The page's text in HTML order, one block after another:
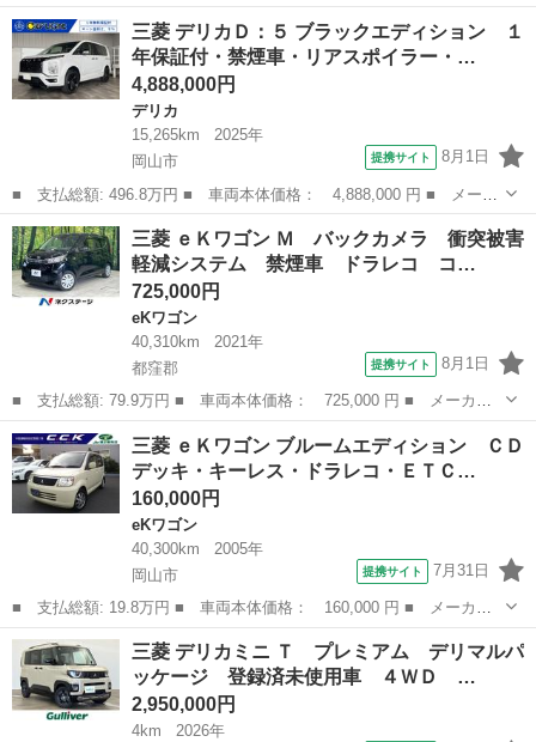
ー名： 三菱 ■ 車種名： ｅＫワゴン ■ グレード名： Ｍ 純正
オーディオ 禁煙車 衝突被害軽減システム クリアランスソナー
アイドリ...
岡山 岡山市 eKワゴン
三菱 デリカＤ：５ ブラックエディション １
年保証付・禁煙車・リアスポイラー・…
4,888,000円
デリカ
15,265km
2025年
岡山市
提携サイト 8月1日
■ 支払総額: 496.8万円 ■ 車両本体価格： 4,888,000 円 ■ メーカ
ー名： 三菱 ■ 車種名： デリカＤ：５ ■ グレード名： ブラッ
クエディション １年保証付・禁煙車・リアスポイラー・純正ナビ・
ＴＶ・Ｂ...
岡山 岡山市 デリカ
三菱 ｅＫワゴン Ｍ バックカメラ 衝突被害
軽減システム 禁煙車 ドラレコ コ…
725,000円
eKワゴン
40,310km
2021年
都窪郡
提携サイト 8月1日
■ 支払総額: 79.9万円 ■ 車両本体価格： 725,000 円 ■ メーカー
名： 三菱 ■ 車種名： ｅＫワゴン ■ グレード名： Ｍ バック
カメラ 衝突被害軽減システム 禁煙車 ドラレコ コーナーセンサ
ー ＥＴＣ ...
岡山 都窪郡 eKワゴン
三菱 ｅＫワゴン ブルームエディション ＣＤ
デッキ・キーレス・ドラレコ・ＥＴＣ…
160,000円
eKワゴン
40,300km
2005年
岡山市
提携サイト 7月31日
■ 支払総額: 19.8万円 ■ 車両本体価格： 160,000 円 ■ メーカー
名： 三菱 ■ 車種名： ｅＫワゴン ■ グレード名： ブルームエ
ディション ＣＤデッキ・キーレス・ドラレコ・ＥＴＣ ■ 排気
量： 660c...
岡山 岡山市 eKワゴン
三菱 デリカミニ Ｔ プレミアム デリマルパ
ッケージ 登録済未使用車 ４ＷＤ …
2,950,000円
4km
2026年